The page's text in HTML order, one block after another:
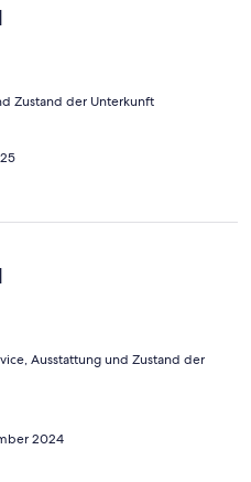
Zustand der Unterkunft
Ausstattung und Zustand der
2024